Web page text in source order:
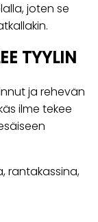
joten se
TYYLIN
ja rehevän
ilme tekee
rantakassina,